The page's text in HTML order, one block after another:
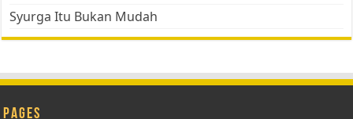
Syurga Itu Bukan Mudah
Pages